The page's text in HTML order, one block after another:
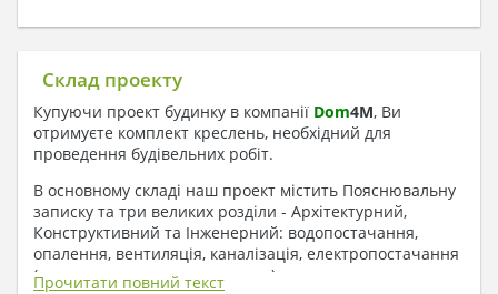
Склад проекту
Купуючи проект будинку в компанії Dom4M, Ви
отримуєте комплект креслень, необхідний для
проведення будівельних робіт.
В основному складі наш проект містить Пояснювальну
записку та три великих розділи - Архітектурний,
Конструктивний та Інженерний: водопостачання,
опалення, вентиляція, каналізація, електропостачання
( купується за додаткову плату ).
Прочитати повний текст